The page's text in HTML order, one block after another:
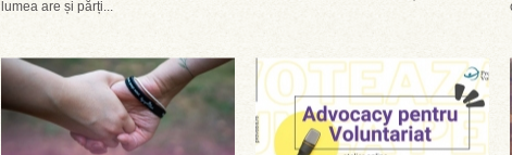
lumea are și părți...